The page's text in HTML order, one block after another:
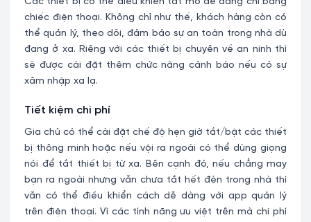
chiếc điện thoại. Không chỉ như thế, khách hàng còn có
thể quản lý, theo dõi, đảm bảo sự an toàn trong nhà dù
đang ở xa. Riêng với các thiết bị chuyên về an ninh thì
sẽ được cài đặt thêm chức năng cảnh báo nếu có sự
xâm nhập xa lạ.
Tiết kiệm chi phí
Gia chủ có thể cài đặt chế độ hẹn giờ tắt/bật các thiết
bị thông minh hoặc nếu vội ra ngoài có thể dùng giọng
nói để tắt thiết bị từ xa. Bên cạnh đó, nếu chẳng may
bạn ra ngoài nhưng vẫn chưa tắt hết đèn trong nhà thì
vẫn có thể điều khiển cách dễ dàng với app quản lý
trên điện thoại. Vì các tính năng ưu việt trên mà chi phí